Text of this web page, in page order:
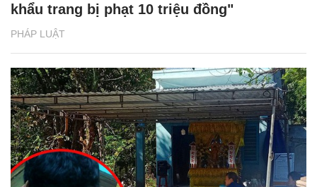
PHÁP LUẬT
khẩu trang bị phạt 10 triệu đồng"